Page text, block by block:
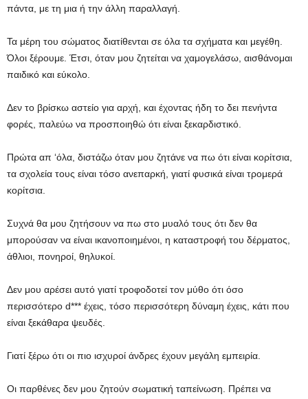
πάντα, με τη μια ή την άλλη παραλλαγή.
Τα μέρη του σώματος διατίθενται σε όλα τα σχήματα και μεγέθη.
Όλοι ξέρουμε. Έτσι, όταν μου ζητείται να χαμογελάσω, αισθάνομαι
παιδικό και εύκολο.
Δεν το βρίσκω αστείο για αρχή, και έχοντας ήδη το δει πενήντα
φορές, παλεύω να προσποιηθώ ότι είναι ξεκαρδιστικό.
Πρώτα απ ‘όλα, διστάζω όταν μου ζητάνε να πω ότι είναι κορίτσια,
τα σχολεία τους είναι τόσο ανεπαρκή, γιατί φυσικά είναι τρομερά
κορίτσια.
Συχνά θα μου ζητήσουν να πω στο μυαλό τους ότι δεν θα
μπορούσαν να είναι ικανοποιημένοι, η καταστροφή του δέρματος,
άθλιοι, πονηροί, θηλυκοί.
Δεν μου αρέσει αυτό γιατί τροφοδοτεί τον μύθο ότι όσο
περισσότερο d*** έχεις, τόσο περισσότερη δύναμη έχεις, κάτι που
είναι ξεκάθαρα ψευδές.
Γιατί ξέρω ότι οι πιο ισχυροί άνδρες έχουν μεγάλη εμπειρία.
Οι παρθένες δεν μου ζητούν σωματική ταπείνωση. Πρέπει να